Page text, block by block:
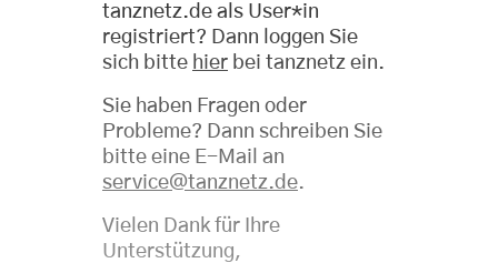
tanznetz.de als User*in
registriert? Dann loggen Sie
sich bitte hier bei tanznetz ein.
Sie haben Fragen oder
Probleme? Dann schreiben Sie
bitte eine E-Mail an
service@tanznetz.de.
Vielen Dank für Ihre
Unterstützung,